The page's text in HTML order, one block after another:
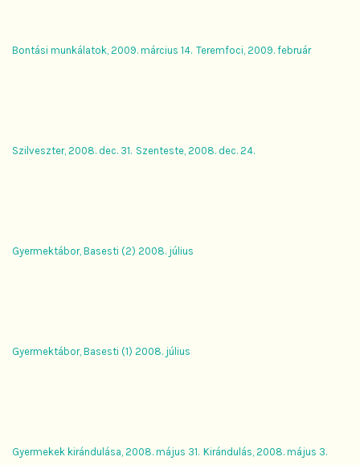
Bontási munkálatok, 2009. március 14. Teremfoci, 2009. február
Szilveszter, 2008. dec. 31. Szenteste, 2008. dec. 24.
Gyermektábor, Basesti (2) 2008. július
Gyermektábor, Basesti (1) 2008. július
Gyermekek kirándulása, 2008. május 31. Kirándulás, 2008. május 3.